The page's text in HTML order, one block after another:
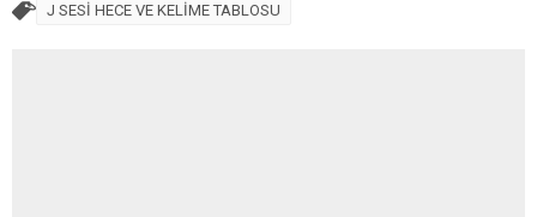
J SESİ HECE VE KELİME TABLOSU